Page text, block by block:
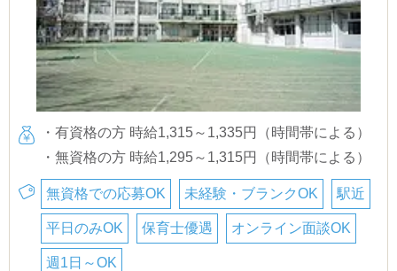
・有資格の方 時給1,315～1,335円（時間帯による）
・無資格の方 時給1,295～1,315円（時間帯による）
無資格での応募OK 未経験・ブランクOK 駅近
平日のみOK 保育士優遇 オンライン面談OK
週1日～OK